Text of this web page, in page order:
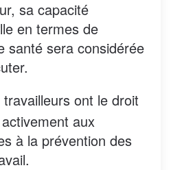
sa capacité
en termes de
santé sera considérée
travailleurs ont le droit
aux
à la prévention des